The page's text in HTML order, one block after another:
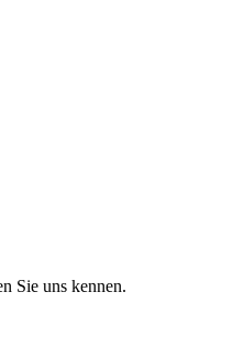
Sie uns kennen.